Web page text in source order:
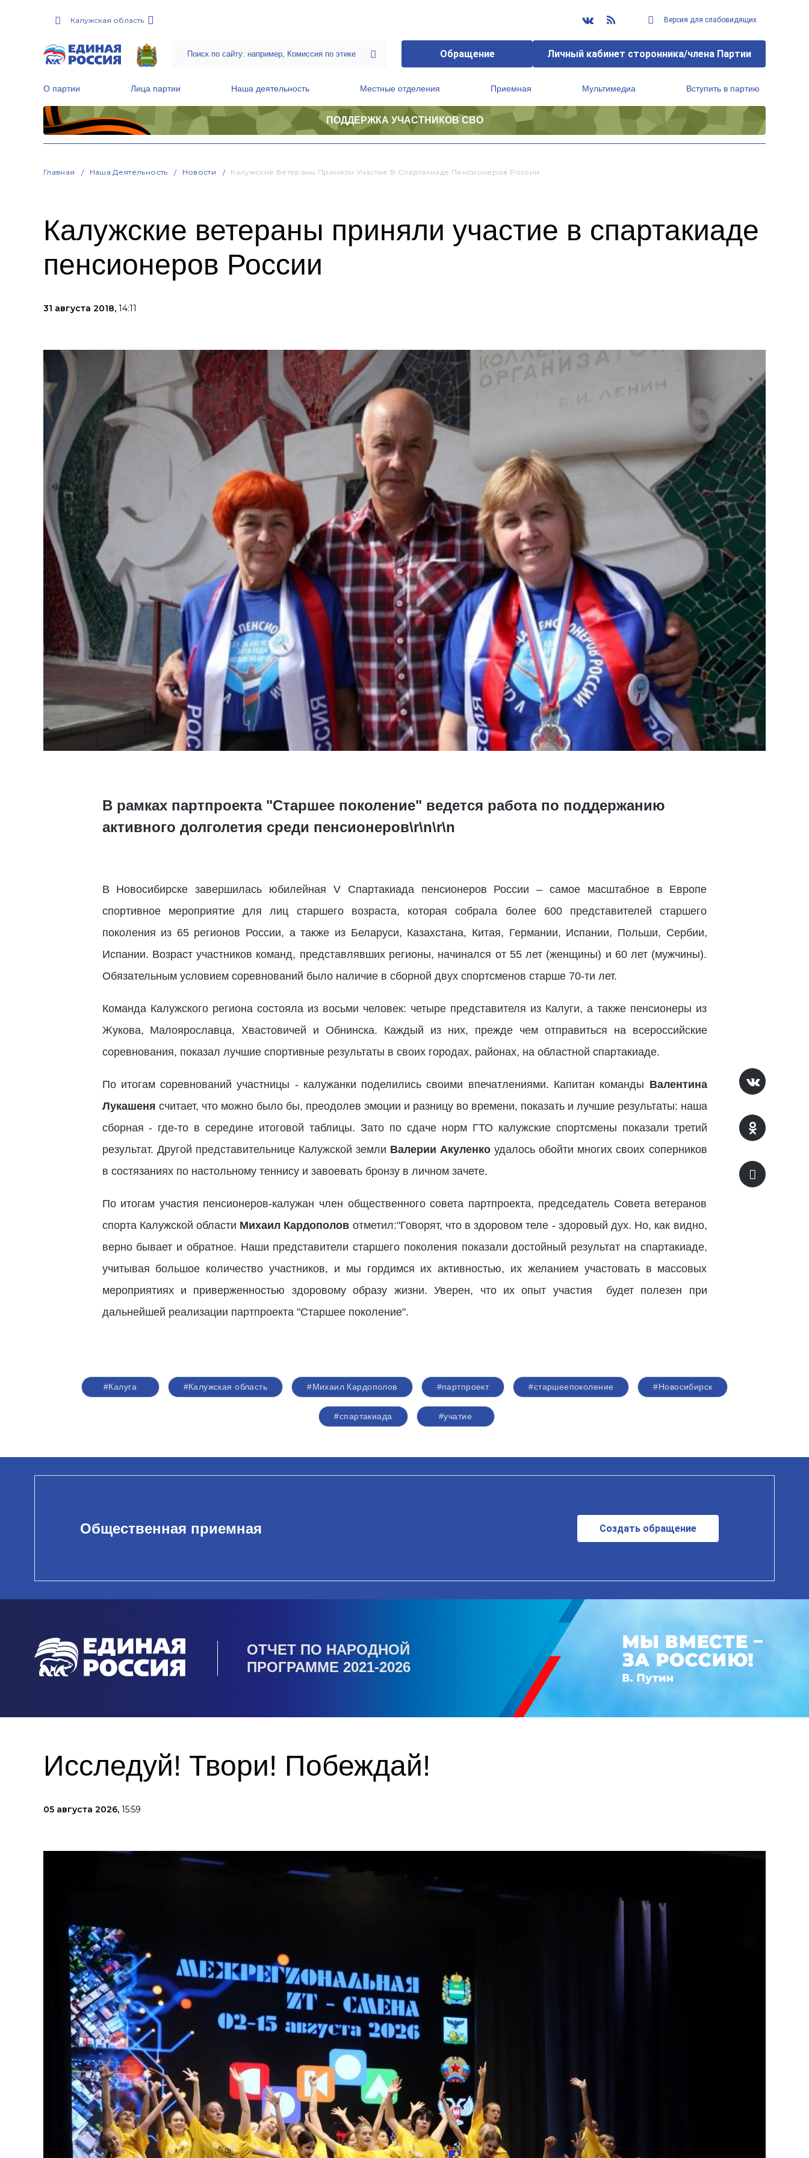
Калужская область Версия для слабовидящих
Обращение Личный кабинет сторонника/члена Партии
О партии Лица партии Наша деятельность Местные отделения Приемная Мультимедиа Вступить в партию
ПОДДЕРЖКА УЧАСТНИКОВ СВО
Главная Наша Деятельность Новости Калужские Ветераны Приняли Участие В Спартакиаде Пенсионеров России
Калужские ветераны приняли участие в спартакиаде
пенсионеров России
31 августа 2018, 14:11
В рамках партпроекта "Старшее поколение" ведется работа по поддержанию
активного долголетия среди пенсионеров\r\n\r\n
В Новосибирске завершилась юбилейная V Спартакиада пенсионеров России – самое масштабное в Европе
спортивное мероприятие для лиц старшего возраста, которая собрала более 600 представителей старшего
поколения из 65 регионов России, а также из Беларуси, Казахстана, Китая, Германии, Испании, Польши, Сербии,
Испании. Возраст участников команд, представлявших регионы, начинался от 55 лет (женщины) и 60 лет (мужчины).
Обязательным условием соревнований было наличие в сборной двух спортсменов старше 70-ти лет.
Команда Калужского региона состояла из восьми человек: четыре представителя из Калуги, а также пенсионеры из
Жукова, Малоярославца, Хвастовичей и Обнинска. Каждый из них, прежде чем отправиться на всероссийские
соревнования, показал лучшие спортивные результаты в своих городах, районах, на областной спартакиаде.
По итогам соревнований участницы - калужанки поделились своими впечатлениями. Капитан команды Валентина
Лукашеня считает, что можно было бы, преодолев эмоции и разницу во времени, показать и лучшие результаты: наша
сборная - где-то в середине итоговой таблицы. Зато по сдаче норм ГТО калужские спортсмены показали третий
результат. Другой представительнице Калужской земли Валерии Акуленко удалось обойти многих своих соперников
в состязаниях по настольному теннису и завоевать бронзу в личном зачете.
По итогам участия пенсионеров-калужан член общественного совета партпроекта, председатель Совета ветеранов
спорта Калужской области Михаил Кардополов отметил:"Говорят, что в здоровом теле - здоровый дух. Но, как видно,
верно бывает и обратное. Наши представители старшего поколения показали достойный результат на спартакиаде,
учитывая большое количество участников, и мы гордимся их активностью, их желанием участовать в массовых
мероприятиях и приверженностью здоровому образу жизни. Уверен, что их опыт участия будет полезен при
дальнейшей реализации партпроекта "Старшее поколение".
#Калуга #Калужская область #Михаил Кардополов #партпроект #старшеепоколение #Новосибирск
#спартакиада #учатие
Общественная приемная Создать обращение
ОТЧЕТ ПО НАРОДНОЙ
ПРОГРАММЕ 2021-2026
Исследуй! Твори! Побеждай!
05 августа 2026, 15:59